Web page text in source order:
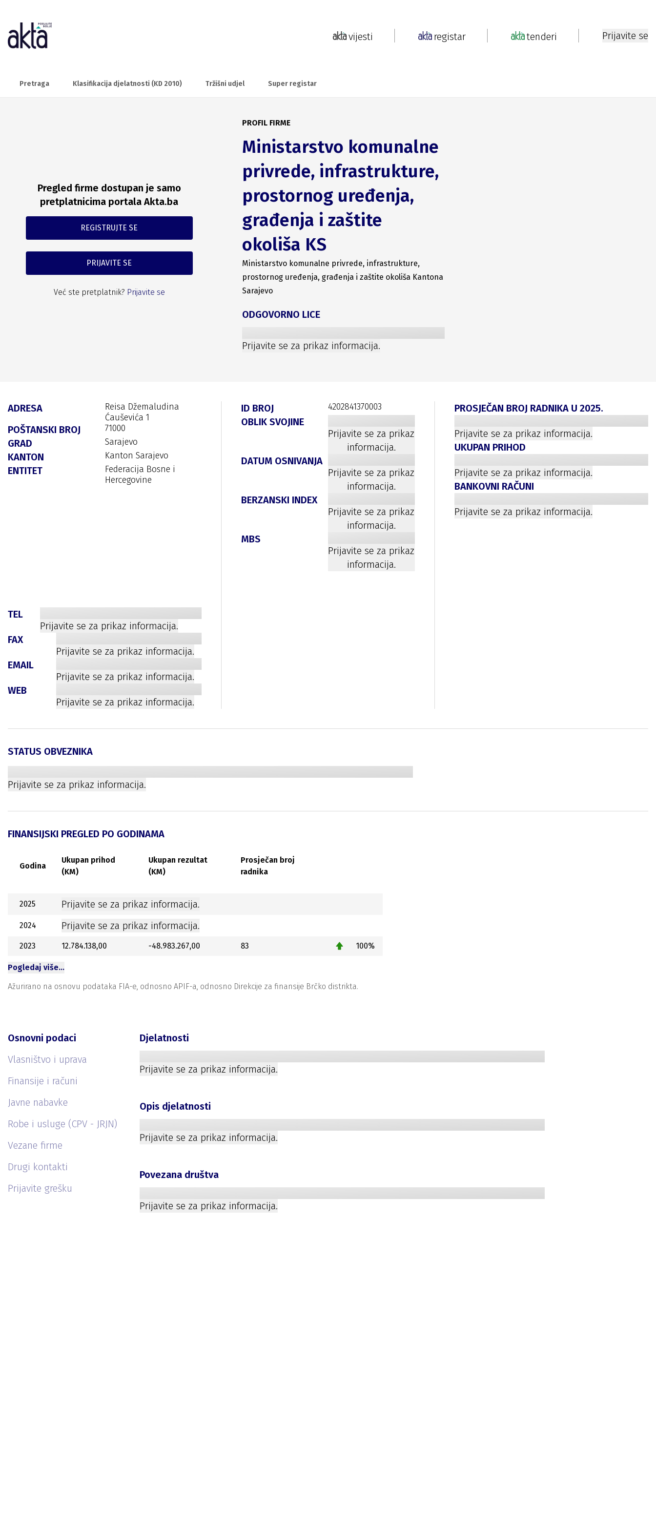
vijesti registar tenderi Prijavite se
Pretraga Klasifikacija djelatnosti (KD 2010) Tržišni udjel Super registar
Pregled firme dostupan je samo
pretplatnicima portala Akta.ba
REGISTRUJTE SE
PRIJAVITE SE
Već ste pretplatnik? Prijavite se
PROFIL FIRME
Ministarstvo komunalne
privrede, infrastrukture,
prostornog uređenja,
građenja i zaštite
okoliša KS
Ministarstvo komunalne privrede, infrastrukture,
prostornog uređenja, građenja i zaštite okoliša Kantona
Sarajevo
ODGOVORNO LICE
Prijavite se za prikaz informacija.
ADRESA
Reisa Džemaludina
Ćauševića 1
POŠTANSKI BROJ 71000
GRAD Sarajevo
KANTON Kanton Sarajevo
ENTITET
Federacija Bosne i
Hercegovine
TEL
Prijavite se za prikaz informacija.
FAX
Prijavite se za prikaz informacija.
EMAIL
Prijavite se za prikaz informacija.
WEB
Prijavite se za prikaz informacija.
ID BROJ 4202841370003
OBLIK SVOJINE
Prijavite se za prikaz
informacija.
DATUM OSNIVANJA
Prijavite se za prikaz
informacija.
BERZANSKI INDEX
Prijavite se za prikaz
informacija.
MBS
Prijavite se za prikaz
informacija.
PROSJEČAN BROJ RADNIKA U 2025.
Prijavite se za prikaz informacija.
UKUPAN PRIHOD
Prijavite se za prikaz informacija.
BANKOVNI RAČUNI
Prijavite se za prikaz informacija.
STATUS OBVEZNIKA
Prijavite se za prikaz informacija.
FINANSIJSKI PREGLED PO GODINAMA
Godina
Ukupan prihod
(KM)
Ukupan rezultat
(KM)
Prosječan broj
radnika
2025 Prijavite se za prikaz informacija.
2024 Prijavite se za prikaz informacija.
2023 12.784.138,00 -48.983.267,00 83 100%
Pogledaj više…
Ažurirano na osnovu podataka FIA-e, odnosno APIF-a, odnosno Direkcije za finansije Brčko distrikta.
Osnovni podaci
Vlasništvo i uprava
Finansije i računi
Javne nabavke
Robe i usluge (CPV - JRJN)
Vezane firme
Drugi kontakti
Prijavite grešku
Djelatnosti
Prijavite se za prikaz informacija.
Opis djelatnosti
Prijavite se za prikaz informacija.
Povezana društva
Prijavite se za prikaz informacija.